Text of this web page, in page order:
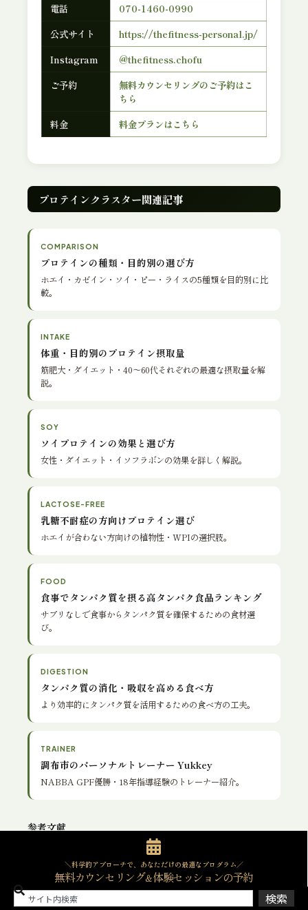
電話
070-1460-0990
公式サイト
https://thefitness-personal.jp/
Instagram
@thefitness.chofu
ご予約
無料カウンセリングのご予約はこ
ちら
料金
料金プランはこちら
プロテインクラスター関連記事
COMPARISON
プロテインの種類・目的別の選び方
ホエイ・カゼイン・ソイ・ピー・ライスの5種類を目的別に比
較。
INTAKE
体重・目的別のプロテイン摂取量
筋肥大・ダイエット・40〜60代それぞれの最適な摂取量を解
説。
SOY
ソイプロテインの効果と選び方
女性・ダイエット・イソフラボンの効果を詳しく解説。
LACTOSE-FREE
乳糖不耐症の方向けプロテイン選び
ホエイが合わない方向けの植物性・WPIの選択肢。
FOOD
食事でタンパク質を摂る高タンパク食品ランキング
サプリなしで食事からタンパク質を確保するための食材選
び。
DIGESTION
タンパク質の消化・吸収を高める食べ方
より効率的にタンパク質を活用するための食べ方の工夫。
TRAINER
調布市のパーソナルトレーナー Yukkey
NABBA GPF優勝・18年指導経験のトレーナー紹介。
参考文献
Jäger R, Kerksick CM, Campbell BI, et al. “International
Society of Sports Nutrition Position Stand: protein and
exercise.” J Int Soc Sports Nutr. 2017 Jun 20;14:20. タンパク
質の摂取量・タイミング・1回あたりの適切な量（20〜25g）を
＼科学的アプローチで、あなただけの最適なプログラム／
無料カウンセリング＆体験セッションの予約
検索